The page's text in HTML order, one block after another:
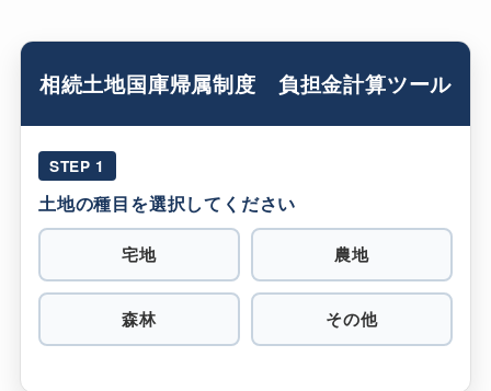
相続土地国庫帰属制度 負担金計算ツール
STEP 1
土地の種目を選択してください
宅地 農地
森林 その他